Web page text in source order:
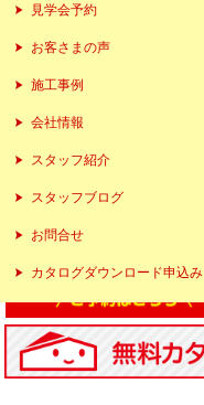
見学会予約
お客さまの声
施工事例
会社情報
スタッフ紹介
スタッフブログ
お問合せ
カタログダウンロード申込み